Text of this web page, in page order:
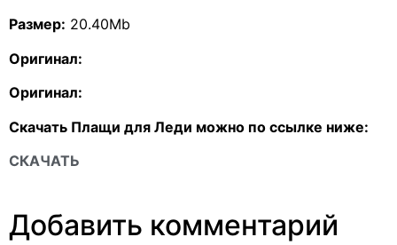
Размер: 20.40Mb
Оригинал:
Оригинал:
Скачать Плащи для Леди можно по ссылке ниже:
СКАЧАТЬ
Добавить комментарий